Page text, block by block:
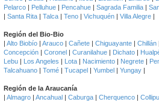
Pelarco | Pelluhue | Pencahue | Sagrada Familia |
| Santa Rita | Talca | Teno | Vichuquén | Villa Alegre |
Región del Bio-Bio
| Alto Biobío | Arauco | Cañete | Chiguayante | Chillán
Concepción | Coronel | Curanilahue | Dichato |
Lebu | Los Angeles | Lota | Nacimiento | Negrete |
Talcahuano | Tomé | Tucapel | Yumbel | Yungay |
Región de la Araucanía
| Almagro | Ancahual | Caburga | Cherquenco |